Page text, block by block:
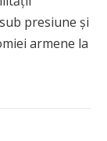
presiune și
armene la